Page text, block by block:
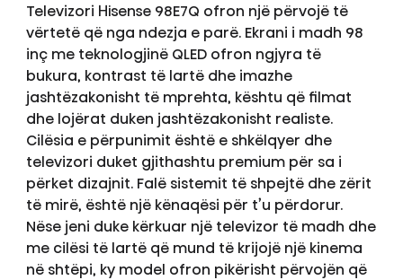
Televizori Hisense 98E7Q ofron një përvojë të
vërtetë që nga ndezja e parë. Ekrani i madh 98
inç me teknologjinë QLED ofron ngjyra të
bukura, kontrast të lartë dhe imazhe
jashtëzakonisht të mprehta, kështu që filmat
dhe lojërat duken jashtëzakonisht realiste.
Cilësia e përpunimit është e shkëlqyer dhe
televizori duket gjithashtu premium për sa i
përket dizajnit. Falë sistemit të shpejtë dhe zërit
të mirë, është një kënaqësi për t’u përdorur.
Nëse jeni duke kërkuar një televizor të madh dhe
me cilësi të lartë që mund të krijojë një kinema
në shtëpi, ky model ofron pikërisht përvojën që